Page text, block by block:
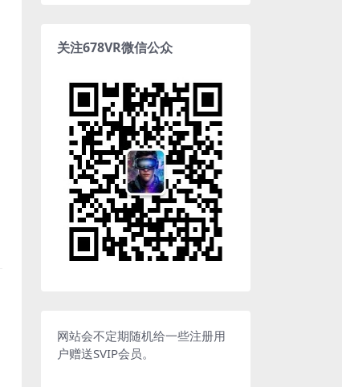
关注678VR微信公众
网站会不定期随机给一些注册用
户赠送SVIP会员。